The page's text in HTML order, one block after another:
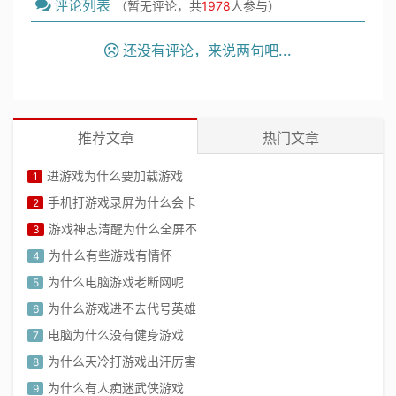
评论列表 （暂无评论，共1978人参与）
还没有评论，来说两句吧...
推荐文章 热门文章
1 进游戏为什么要加载游戏
2 手机打游戏录屏为什么会卡
3 游戏神志清醒为什么全屏不
4 为什么有些游戏有情怀
5 为什么电脑游戏老断网呢
6 为什么游戏进不去代号英雄
7 电脑为什么没有健身游戏
8 为什么天冷打游戏出汗厉害
9 为什么有人痴迷武侠游戏